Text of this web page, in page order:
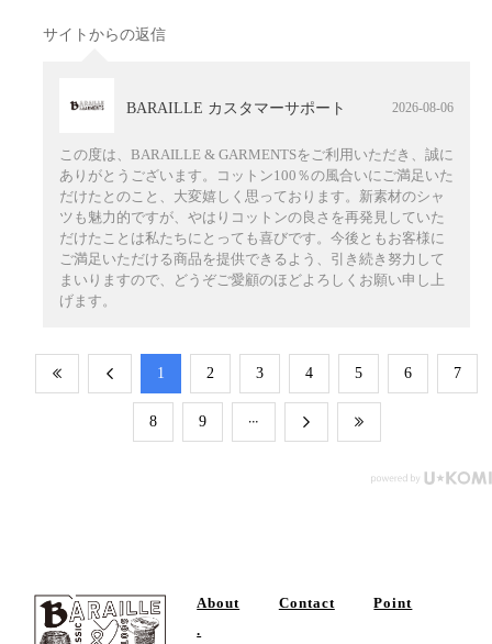
サイトからの返信
BARAILLE カスタマーサポート 2026-08-06
この度は、BARAILLE & GARMENTSをご利用いただき、誠に
ありがとうございます。コットン100％の風合いにご満足いた
だけたとのこと、大変嬉しく思っております。新素材のシャ
ツも魅力的ですが、やはりコットンの良さを再発見していた
だけたことは私たちにとっても喜びです。今後ともお客様に
ご満足いただける商品を提供できるよう、引き続き努力して
まいりますので、どうぞご愛顧のほどよろしくお願い申し上
げます。
​1 ​2 ​3 ​4 ​5 ​6 ​7
​8 ​9
About Contact
Point
.